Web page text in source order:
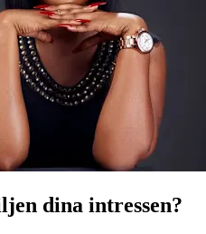
dina intressen?